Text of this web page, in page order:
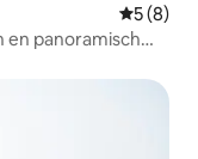
5 (8)
en panoramisch